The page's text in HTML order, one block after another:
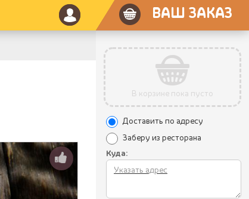
ВАШ ЗАКАЗ
В корзине пока пусто
Доставить по адресу
Заберу из ресторана
Куда: